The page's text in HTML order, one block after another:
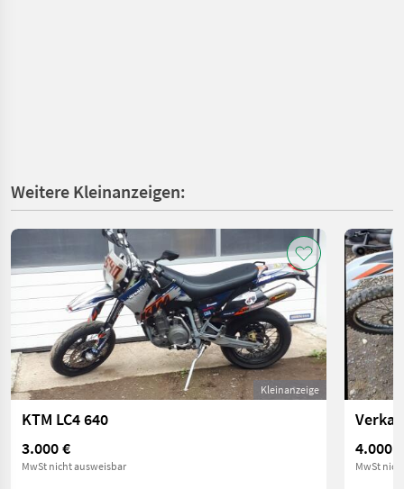
Weitere Kleinanzeigen:
Kleinanzeige
KTM LC4 640
3.000 €
MwSt nicht ausweisbar
4.000 €
MwSt